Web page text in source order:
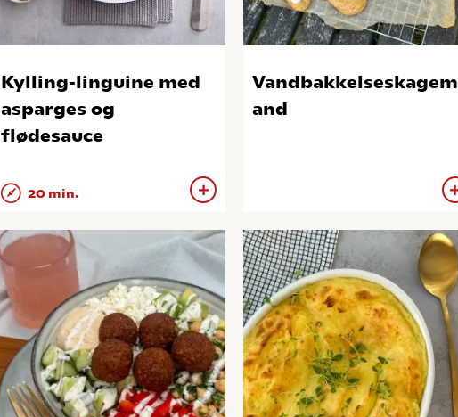
Kylling-linguine med
asparges og
flødesauce
20 min.
Vandbakkelseskagem
and